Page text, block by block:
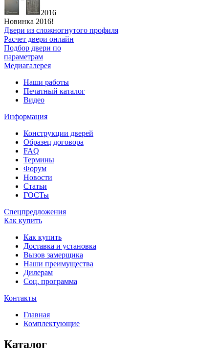
2016
Новинка 2016!
Двери из сложногнутого профиля
Расчет двери онлайн
Подбор двери по
параметрам
Медиагалерея
Наши работы
Печатный каталог
Видео
Информация
Конструкции дверей
Образец договора
FAQ
Термины
Форум
Новости
Статьи
ГОСТы
Спецпредложения
Как купить
Как купить
Доставка и установка
Вызов замерщика
Наши преимущества
Дилерам
Соц. программа
Контакты
Главная
Комплектующие
Каталог